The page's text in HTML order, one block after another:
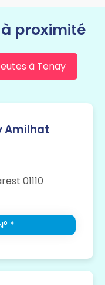
proximité
à Tenay
Amilhat
01110
*